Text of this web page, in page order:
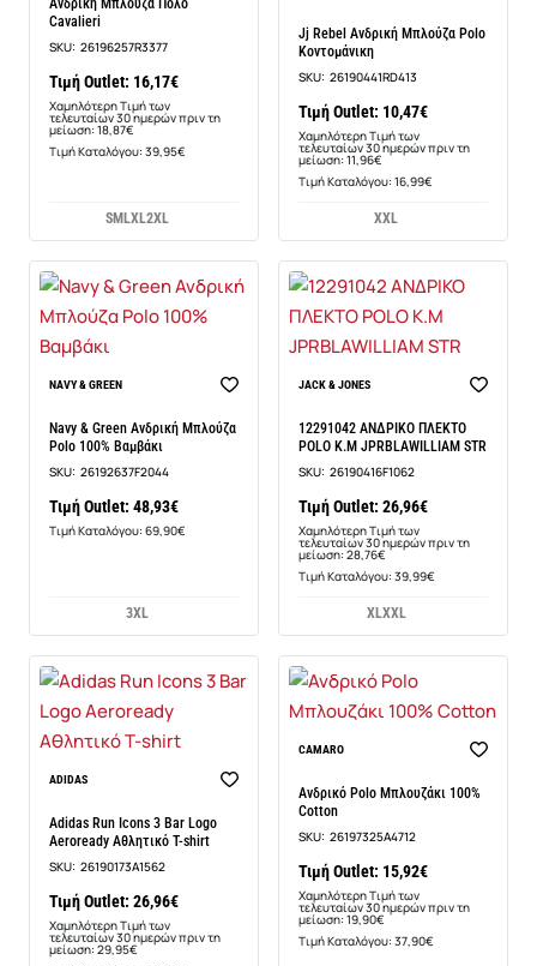
Cavalieri
SKU: 26196257R3377
Τιμή Outlet: 16,17€
Χαμηλότερη Τιμή των
τελευταίων 30 ημερών πριν τη
μείωση: 18,87€
Τιμή Καταλόγου: 39,95€
SMLXL2XL
-13%
Jj Rebel Ανδρική Μπλούζα Polo
Κοντομάνικη
SKU: 26190441RD413
Τιμή Outlet: 10,47€
Χαμηλότερη Τιμή των
τελευταίων 30 ημερών πριν τη
μείωση: 11,96€
Τιμή Καταλόγου: 16,99€
XXL
NAVY & GREEN
Navy & Green Ανδρική Μπλούζα
Polo 100% Βαμβάκι
SKU: 26192637F2044
Τιμή Outlet: 48,93€
Τιμή Καταλόγου: 69,90€
3XL
-6%
JACK & JONES
12291042 ΑΝΔΡΙΚΟ ΠΛΕΚΤΟ
POLO Κ.Μ JPRBLAWILLIAM STR
SKU: 26190416F1062
Τιμή Outlet: 26,96€
Χαμηλότερη Τιμή των
τελευταίων 30 ημερών πριν τη
μείωση: 28,76€
Τιμή Καταλόγου: 39,99€
XLXXL
-10%
ADIDAS
Adidas Run Icons 3 Bar Logo
Aeroready Αθλητικό T-shirt
SKU: 26190173A1562
Τιμή Outlet: 26,96€
Χαμηλότερη Τιμή των
τελευταίων 30 ημερών πριν τη
μείωση: 29,95€
-20%
CAMARO
Ανδρικό Polo Μπλουζάκι 100%
Cotton
SKU: 26197325A4712
Τιμή Outlet: 15,92€
Χαμηλότερη Τιμή των
τελευταίων 30 ημερών πριν τη
μείωση: 19,90€
Τιμή Καταλόγου: 37,90€